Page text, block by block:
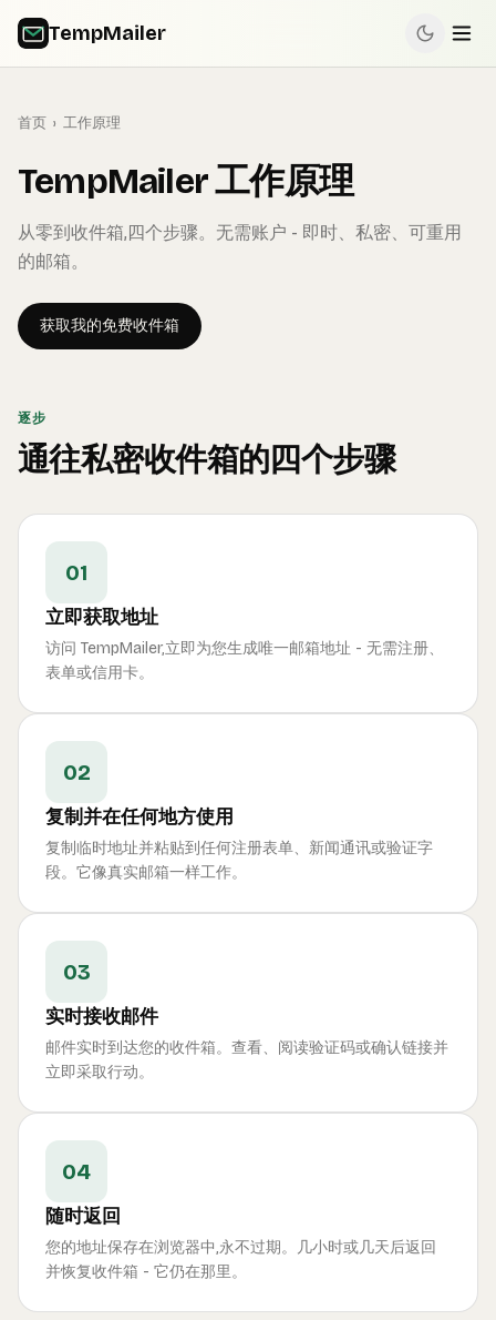
TempMailer
首页 › 工作原理
TempMailer 工作原理
从零到收件箱,四个步骤。无需账户 - 即时、私密、可重用
的邮箱。
获取我的免费收件箱
逐步
通往私密收件箱的四个步骤
01
立即获取地址
访问 TempMailer,立即为您生成唯一邮箱地址 - 无需注册、
表单或信用卡。
02
复制并在任何地方使用
复制临时地址并粘贴到任何注册表单、新闻通讯或验证字
段。它像真实邮箱一样工作。
03
实时接收邮件
邮件实时到达您的收件箱。查看、阅读验证码或确认链接并
立即采取行动。
04
随时返回
您的地址保存在浏览器中,永不过期。几小时或几天后返回
并恢复收件箱 - 它仍在那里。